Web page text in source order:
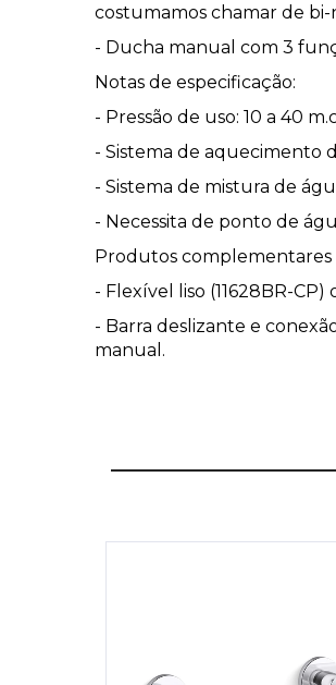
costumamos chamar de
- Ducha manual com 3
Notas de especificação:
- Pressão de uso: 10 a 40
- Sistema de aquecimento
- Sistema de mistura de
- Necessita de ponto de
Produtos complementares
- Flexível liso (11628BR-
- Barra deslizante e
manual.